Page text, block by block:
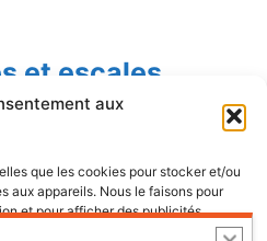
aux
que les cookies pour stocker et/ou
aux appareils. Nous le faisons pour
et pour afficher des publicités
ces technologies nous autorisera à
et escales
et croisières de